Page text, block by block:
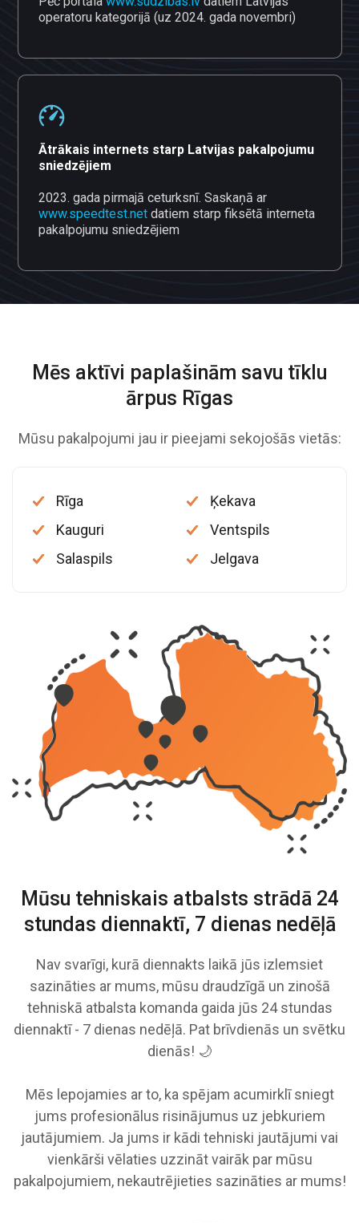
operatoru kategorijā (uz 2024. gada novembri)
Ātrākais internets starp Latvijas pakalpojumu
sniedzējiem
2023. gada pirmajā ceturksnī. Saskaņā ar
www.speedtest.netdatiem starp fiksētā interneta
pakalpojumu sniedzējiem
Mēs aktīvi paplašinām savu tīklu
ārpus Rīgas
Mūsu pakalpojumi jau ir pieejami sekojošās vietās:
Rīga
Kauguri
Salaspils
Ķekava
Ventspils
Jelgava
Mūsu tehniskais atbalsts strādā24
stundas diennaktī, 7 dienas nedēļā
Nav svarīgi, kurā diennakts laikā jūs izlemsiet
sazināties ar mums, mūsu draudzīgā un zinošā
tehniskā atbalsta komanda gaida jūs 24 stundas
diennaktī - 7 dienas nedēļā. Pat brīvdienās un svētku
dienās! 🌙
Mēs lepojamies ar to, ka spējam acumirklī sniegt
jums profesionālus risinājumus uz jebkuriem
jautājumiem. Ja jums ir kādi tehniski jautājumi vai
vienkārši vēlaties uzzināt vairāk par mūsu
pakalpojumiem, nekautrējieties sazināties ar mums!